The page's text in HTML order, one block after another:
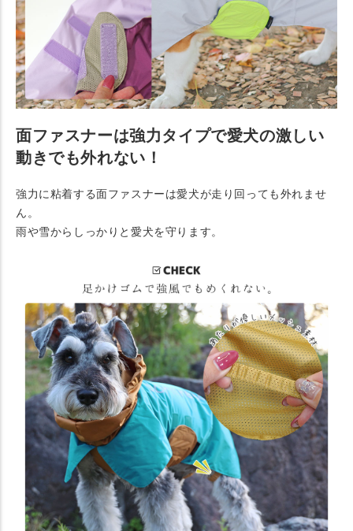
面ファスナーは強力タイプで愛犬の激しい
動きでも外れない！
強力に粘着する面ファスナーは愛犬が走り回っても外れませ
ん。
雨や雪からしっかりと愛犬を守ります。